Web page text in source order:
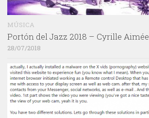
MÚSICA
Portón del Jazz 2018 – Cyrille Aimée
28/07/2018